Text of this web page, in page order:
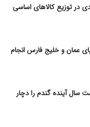
در توزیع کالاهای اساسی
عمان و خلیج فارس انجام
سال آینده گندم را دچار